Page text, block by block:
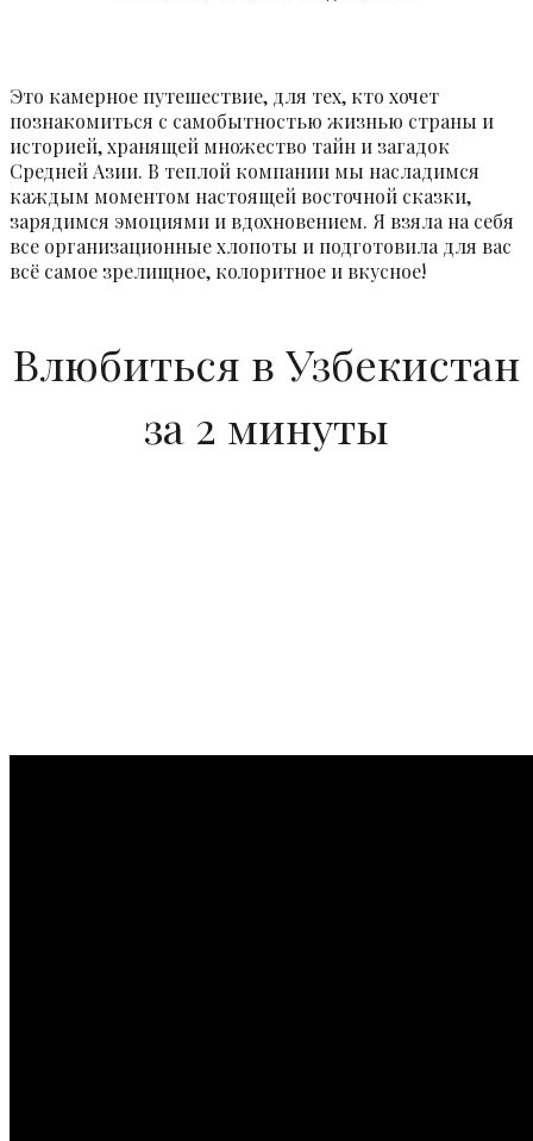
Это камерное путешествие, для тех, кто хочет
познакомиться с самобытностью жизнью страны и
историей, хранящей множество тайн и загадок
Средней Азии. В теплой компании мы насладимся
каждым моментом настоящей восточной сказки,
зарядимся эмоциями и вдохновением. Я взяла на себя
все организационные хлопоты и подготовила для вас
всё самое зрелищное, колоритное и вкусное!
Влюбиться в Узбекистан
за 2 минуты